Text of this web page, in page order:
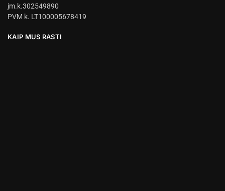
įm.k.302549890
PVM k. LT100005678419
KAIP MUS RASTI